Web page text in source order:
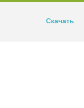
Скачать